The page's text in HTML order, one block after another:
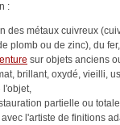
:
des métaux cuivreux
plomb ou de zinc), du
sur objets anciens
brillant, oxydé, vieilli,
l'objet,
partielle ou
l'artiste de finitions